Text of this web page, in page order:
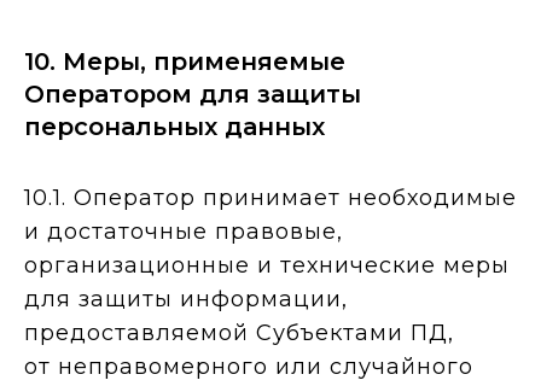
10. Меры, применяемые
Оператором для защиты
персональных данных
10.1. Оператор принимает необходимые
и достаточные правовые,
организационные и технические меры
для защиты информации,
предоставляемой Субъектами ПД,
от неправомерного или случайного